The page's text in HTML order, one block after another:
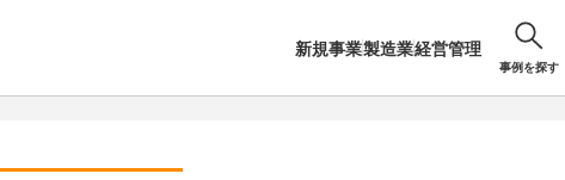
新規事業製造業経営管理
事例を探す